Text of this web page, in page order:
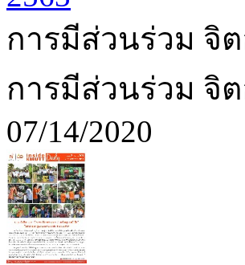
การมีส่วนร่วม จิ
การมีส่วนร่วม จิ
07/14/2020